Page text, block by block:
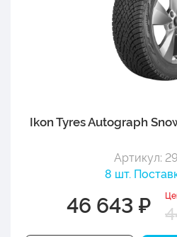
Ikon Tyres Autograph
Артикул:
8 шт.
46 643 ₽